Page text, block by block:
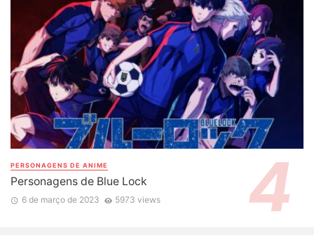
PERSONAGENS DE ANIME
Personagens de Blue Lock
6 de março de 2023 5973 views